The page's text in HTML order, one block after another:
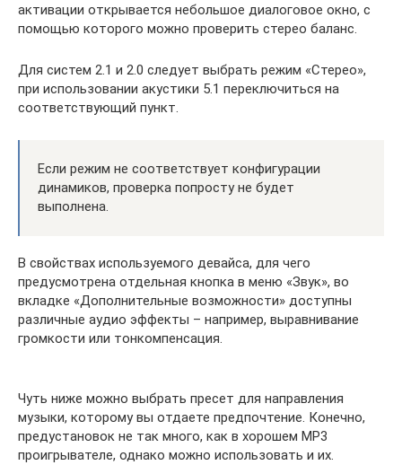
активации открывается небольшое диалоговое окно, с
помощью которого можно проверить стерео баланс.
Для систем 2.1 и 2.0 следует выбрать режим «Стерео»,
при использовании акустики 5.1 переключиться на
соответствующий пункт.
Если режим не соответствует конфигурации
динамиков, проверка попросту не будет
выполнена.
В свойствах используемого девайса, для чего
предусмотрена отдельная кнопка в меню «Звук», во
вкладке «Дополнительные возможности» доступны
различные аудио эффекты – например, выравнивание
громкости или тонкомпенсация.
Чуть ниже можно выбрать пресет для направления
музыки, которому вы отдаете предпочтение. Конечно,
предустановок не так много, как в хорошем МР3
проигрывателе, однако можно использовать и их.